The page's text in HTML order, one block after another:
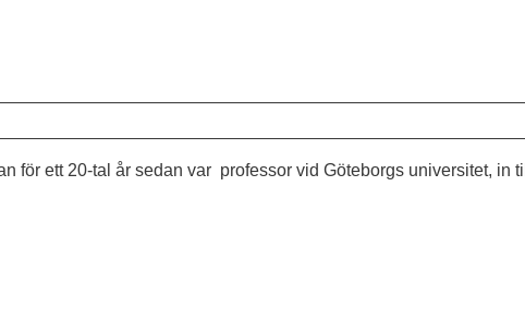
för ett 20-tal år sedan var professor vid Göteborgs universitet, in till